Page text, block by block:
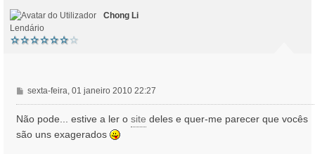
Chong Li
Lendário
M
e
n
a
sexta-feira, 01 janeiro 2010 22:27
Não pode... estive a ler o site deles e quer-me parecer que vocês
são uns exagerados